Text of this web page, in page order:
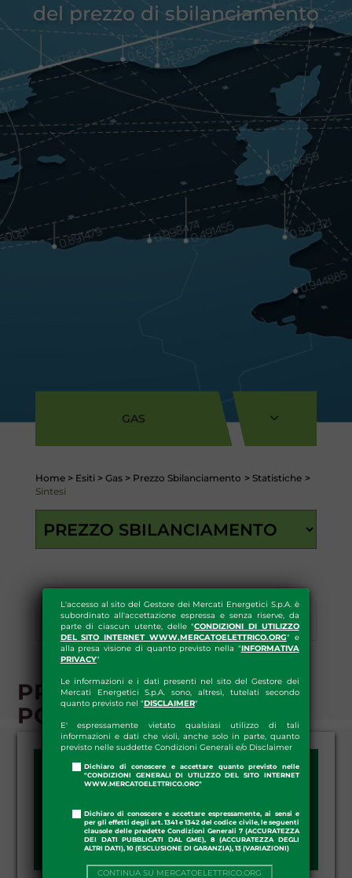
L'accesso al sito del Gestore dei Mercati Energetici S.p.A. è
subordinato all'accettazione espressa e senza riserve, da
parte di ciascun utente, delle "CONDIZIONI DI UTILIZZO
DEL SITO INTERNET WWW.MERCATOELETTRICO.ORG" e
alla presa visione di quanto previsto nella "INFORMATIVA
PRIVACY"
Le informazioni e i dati presenti nel sito del Gestore dei
Mercati Energetici S.p.A. sono, altresì, tutelati secondo
quanto previsto nel "DISCLAIMER"
E' espressamente vietato qualsiasi utilizzo di tali
informazioni e dati che violi, anche solo in parte, quanto
previsto nelle suddette Condizioni Generali e/o Disclaimer
Dichiaro di conoscere e accettare quanto previsto nelle
"CONDIZIONI GENERALI DI UTILIZZO DEL SITO INTERNET
WWW.MERCATOELETTRICO.ORG"
Dichiaro di conoscere e accettare espressamente, ai sensi e
per gli effetti degli art. 1341 e 1342 del codice civile, le seguenti
clausole delle predette Condizioni Generali 7 (ACCURATEZZA
DEI DATI PUBBLICATI DAL GME), 8 (ACCURATEZZA DEGLI
ALTRI DATI), 10 (ESCLUSIONE DI GARANZIA), 13 (VARIAZIONI)
CONTINUA SU MERCATOELETTRICO.ORG
del prezzo di sbilanciamento
GAS
Home > Esiti > Gas > Prezzo Sbilanciamento > Statistiche >
Sintesi
Esiti Statistiche
PREZZO MEDIO
PONDERATO - SINTESI
ANNO: 2026arrow_drop_down
DETTAGLIO: Mensilearrow_drop_down